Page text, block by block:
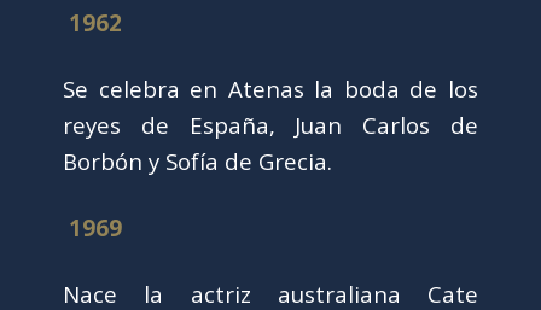
1962
Se celebra en Atenas la boda de los
reyes de España, Juan Carlos de
Borbón y Sofía de Grecia.
1969
Nace la actriz australiana Cate